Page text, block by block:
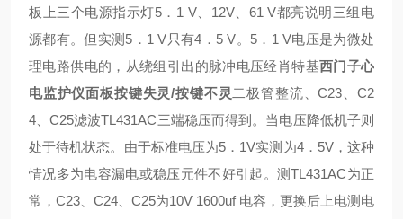
板上三个电源指示灯5．1 V、12V、61 V都亮说明三组电
源都有。但实测5．1 V只有4．5 V。5．1 V电压是为微处
理电路供电的，从绕组引出的脉冲电压经肖特基西门子心
电监护仪面板按键失灵/按键不灵 二极管整流、C23、C2
4、C25滤波TL431AC三端稳压而得到。当电压降低机子则
处于待机状态。由于标准电压为5．1V实测为4．5V，这种
情况多为电容漏电或稳压元件不好引起。测TL431AC为正
常，C23、C24、C25为10V 1600uf 电容，更换后上电测电